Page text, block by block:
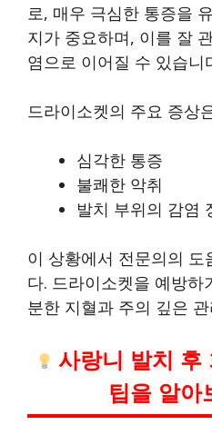
로, 매우 극심한 통증을
지가 중요하며, 이를 잘
염으로 이어질 수 있습니
드라이소켓의 주요 증상
심각한 통증
불쾌한 악취
발치 부위의 감염
이 상황에서 전문의의 도
다. 드라이소켓을 예방하
분한 지혈과 주의 깊은
사랑니 발치 후
팁을 알아